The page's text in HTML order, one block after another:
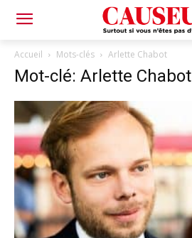
Accueil Mots-clés Arlette Chabot
Mot-clé: Arlette Chabot